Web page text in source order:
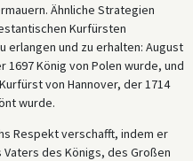
Ähnliche Strategien
Kurfürsten
erlangen und zu erhalten: August
König von Polen wurde, und
von Hannover, der 1714
wurde.
Respekt verschafft, indem er
des Königs, des Großen